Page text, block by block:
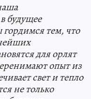
будущее
тем, что
для орлят
опыт из
свет и тепло
не только